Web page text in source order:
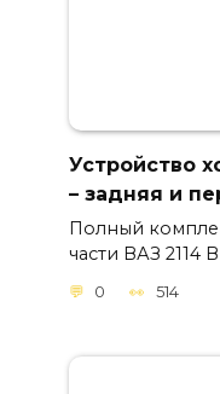
Устройство
– задняя и
Полный
части ВАЗ 2114 В
0 514